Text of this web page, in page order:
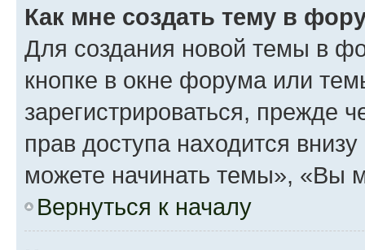
Как мне создать тему в
Для создания новой темы в
кнопке в окне форума или
зарегистрироваться, прежде
прав доступа находится
можете начинать темы», «Вы
Вернуться к началу